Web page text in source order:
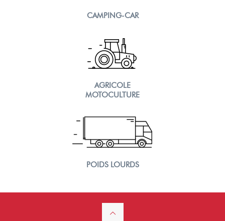
CAMPING-CAR
AGRICOLE
MOTOCULTURE
POIDS LOURDS